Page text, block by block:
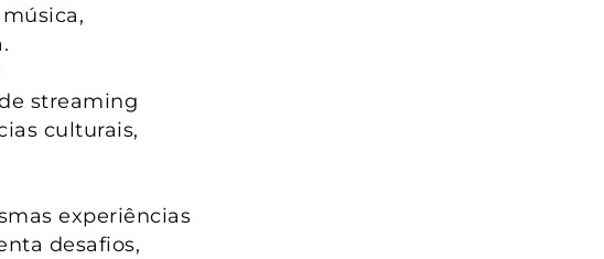
streaming
culturais,
experiências
desafios,